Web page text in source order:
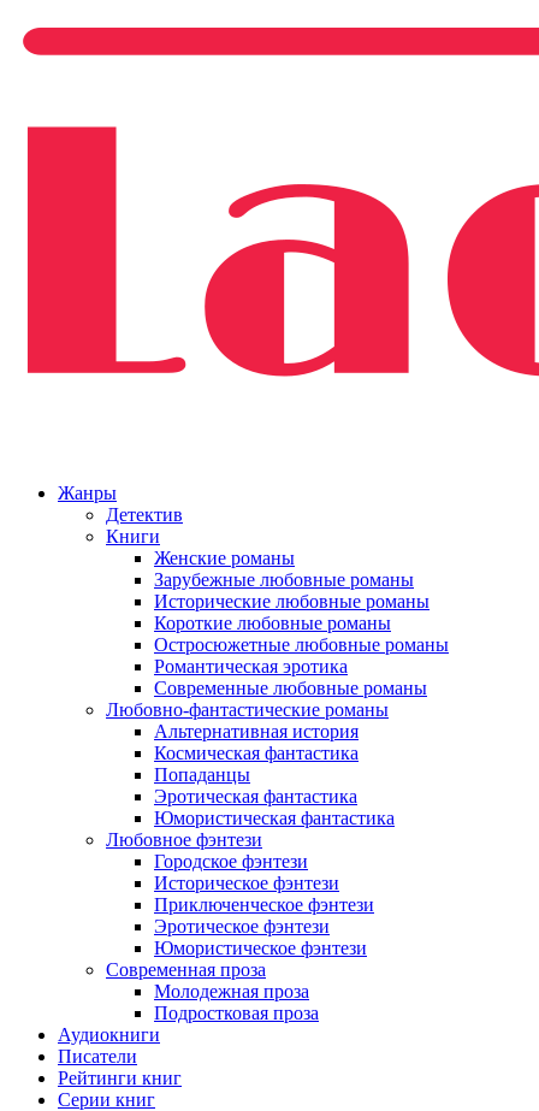
Жанры
Детектив
Книги
Женские романы
Зарубежные любовные романы
Исторические любовные романы
Короткие любовные романы
Остросюжетные любовные романы
Романтическая эротика
Современные любовные романы
Любовно-фантастические романы
Альтернативная история
Космическая фантастика
Попаданцы
Эротическая фантастика
Юмористическая фантастика
Любовное фэнтези
Городское фэнтези
Историческое фэнтези
Приключенческое фэнтези
Эротическое фэнтези
Юмористическое фэнтези
Современная проза
Молодежная проза
Подростковая проза
Аудиокниги
Писатели
Рейтинги книг
Серии книг